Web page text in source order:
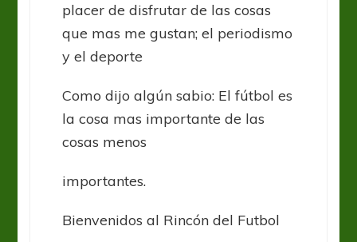
placer de disfrutar de las cosas
que mas me gustan; el periodismo
y el deporte
Como dijo algún sabio: El fútbol es
la cosa mas importante de las
cosas menos
importantes.
Bienvenidos al Rincón del Futbol